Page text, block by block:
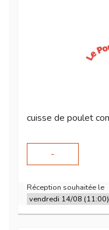
cuisse de poulet
-
Réception souhaitée le